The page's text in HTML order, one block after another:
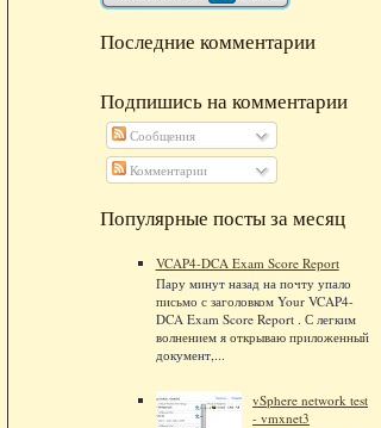
Последние комментарии
Подпишись на комментарии
Сообщения
Комментарии
Популярные посты за месяц
VCAP4-DCA Exam Score Report
Пару минут назад на почту упало
письмо с заголовком Your VCAP4-
DCA Exam Score Report . С легким
волнением я открываю приложенный
документ,...
vSphere network test
- vmxnet3